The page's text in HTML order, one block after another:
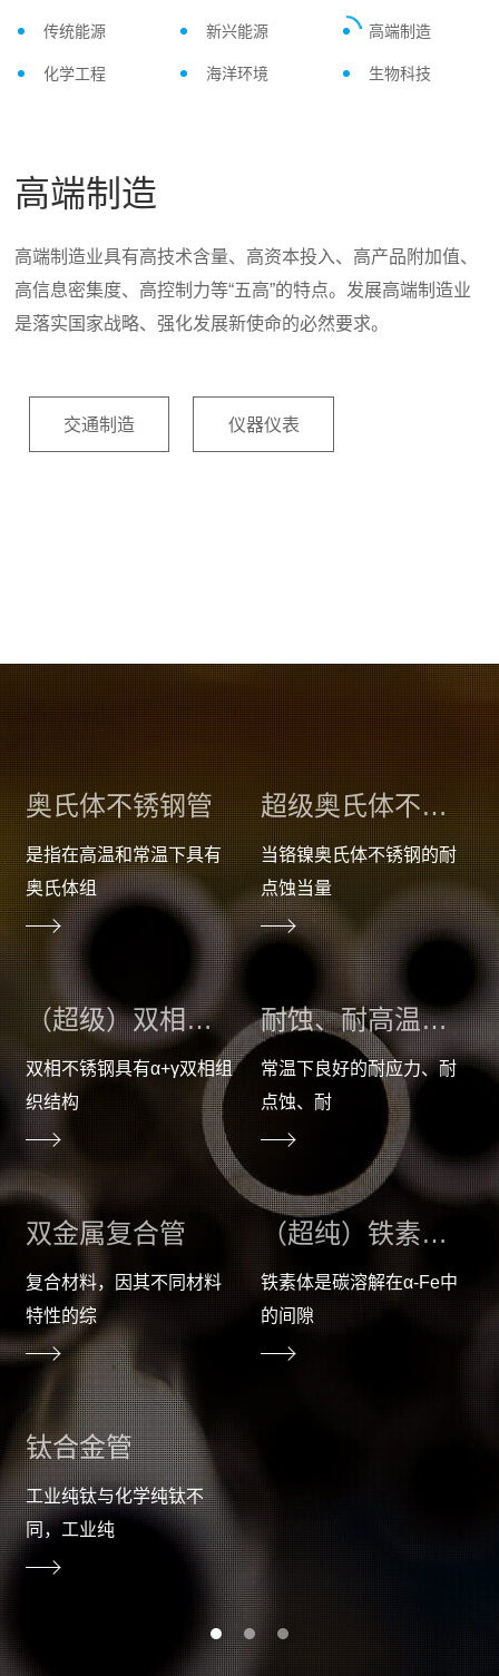
传统能源 新兴能源 高端制造
化学工程 海洋环境 生物科技
传统能源是指可以大规模生产和广泛利用的一次能源。传统
能源是当前社会运用最广泛且成熟的能源，是生存发展的重
要物质基础，是人类社会经济发展的源动力。公司多年来扎
新能源产业的发展是我国战略发展的一个重要途径，是“资源
节约型”和“环境友好型”社会的发展内核。公司积极跟踪先进
产业发展，探索新型现代化工业建设领域，秉承“为全球工业
光伏 太阳能
高端制造
高端制造业具有高技术含量、高资本投入、高产品附加值、
高信息密集度、高控制力等“五高”的特点。发展高端制造业
是落实国家战略、强化发展新使命的必然要求。
交通制造 仪器仪表
人类与化工的关系十分密切，化工的生产和应用，标志着人
类文明的历史阶段。化学管道设计是一个十分庞大且复杂的
过程,而在这个过程中,管道材料的选用是最为关键的一环。
随着陆地资源开发的日益枯竭，海洋资源的开发利用已经成
为全球的热点，久立坚持为全球工业提供高性能材料，帮助
客户克服海洋工程这等复杂的环境，减少因材料引发的故障
仪表管等产品已普遍运用于造船、海洋平台、立管等领域。
生物科技指的是利用“生物体”，例如动植物、微生物等，生
产有效的物质或改进改良生物特性，来创新或降本的科学技
术。久立不断跟踪和探索世界前沿行业，多年来秉承“以成熟
奥氏体不锈钢管
是指在高温和常温下具有
奥氏体组
超级奥氏体不锈钢管
当铬镍奥氏体不锈钢的耐
点蚀当量
（超级）双相不锈钢管
双相不锈钢具有α+γ双相组
织结构
耐蚀、耐高温合金管
常温下良好的耐应力、耐
点蚀、耐
双金属复合管
复合材料，因其不同材料
特性的综
（超纯）铁素体不锈钢管
铁素体是碳溶解在α-Fe中
的间隙
钛合金管
工业纯钛与化学纯钛不
同，工业纯